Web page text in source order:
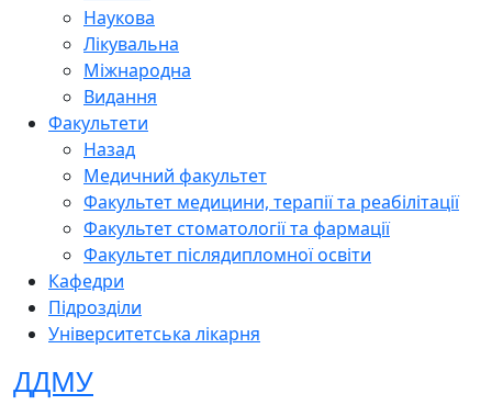
Наукова
Лікувальна
Міжнародна
Видання
Факультети
Назад
Медичний факультет
Факультет медицини, терапії та реабілітації
Факультет стоматології та фармації
Факультет післядипломної освіти
Кафедри
Підрозділи
Університетська лікарня
ДДМУ